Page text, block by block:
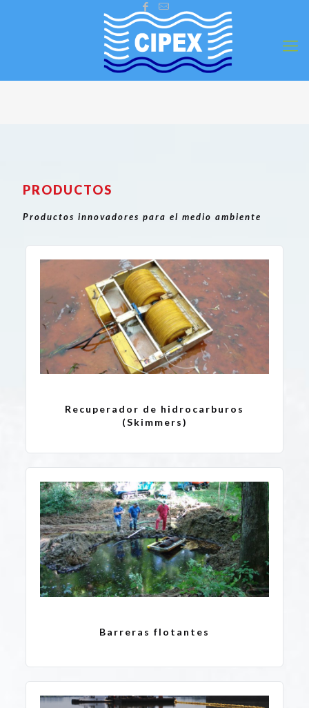
PRODUCTOS
Productos innovadores para el medio ambiente
Recuperador de hidrocarburos
(Skimmers)
Barreras flotantes